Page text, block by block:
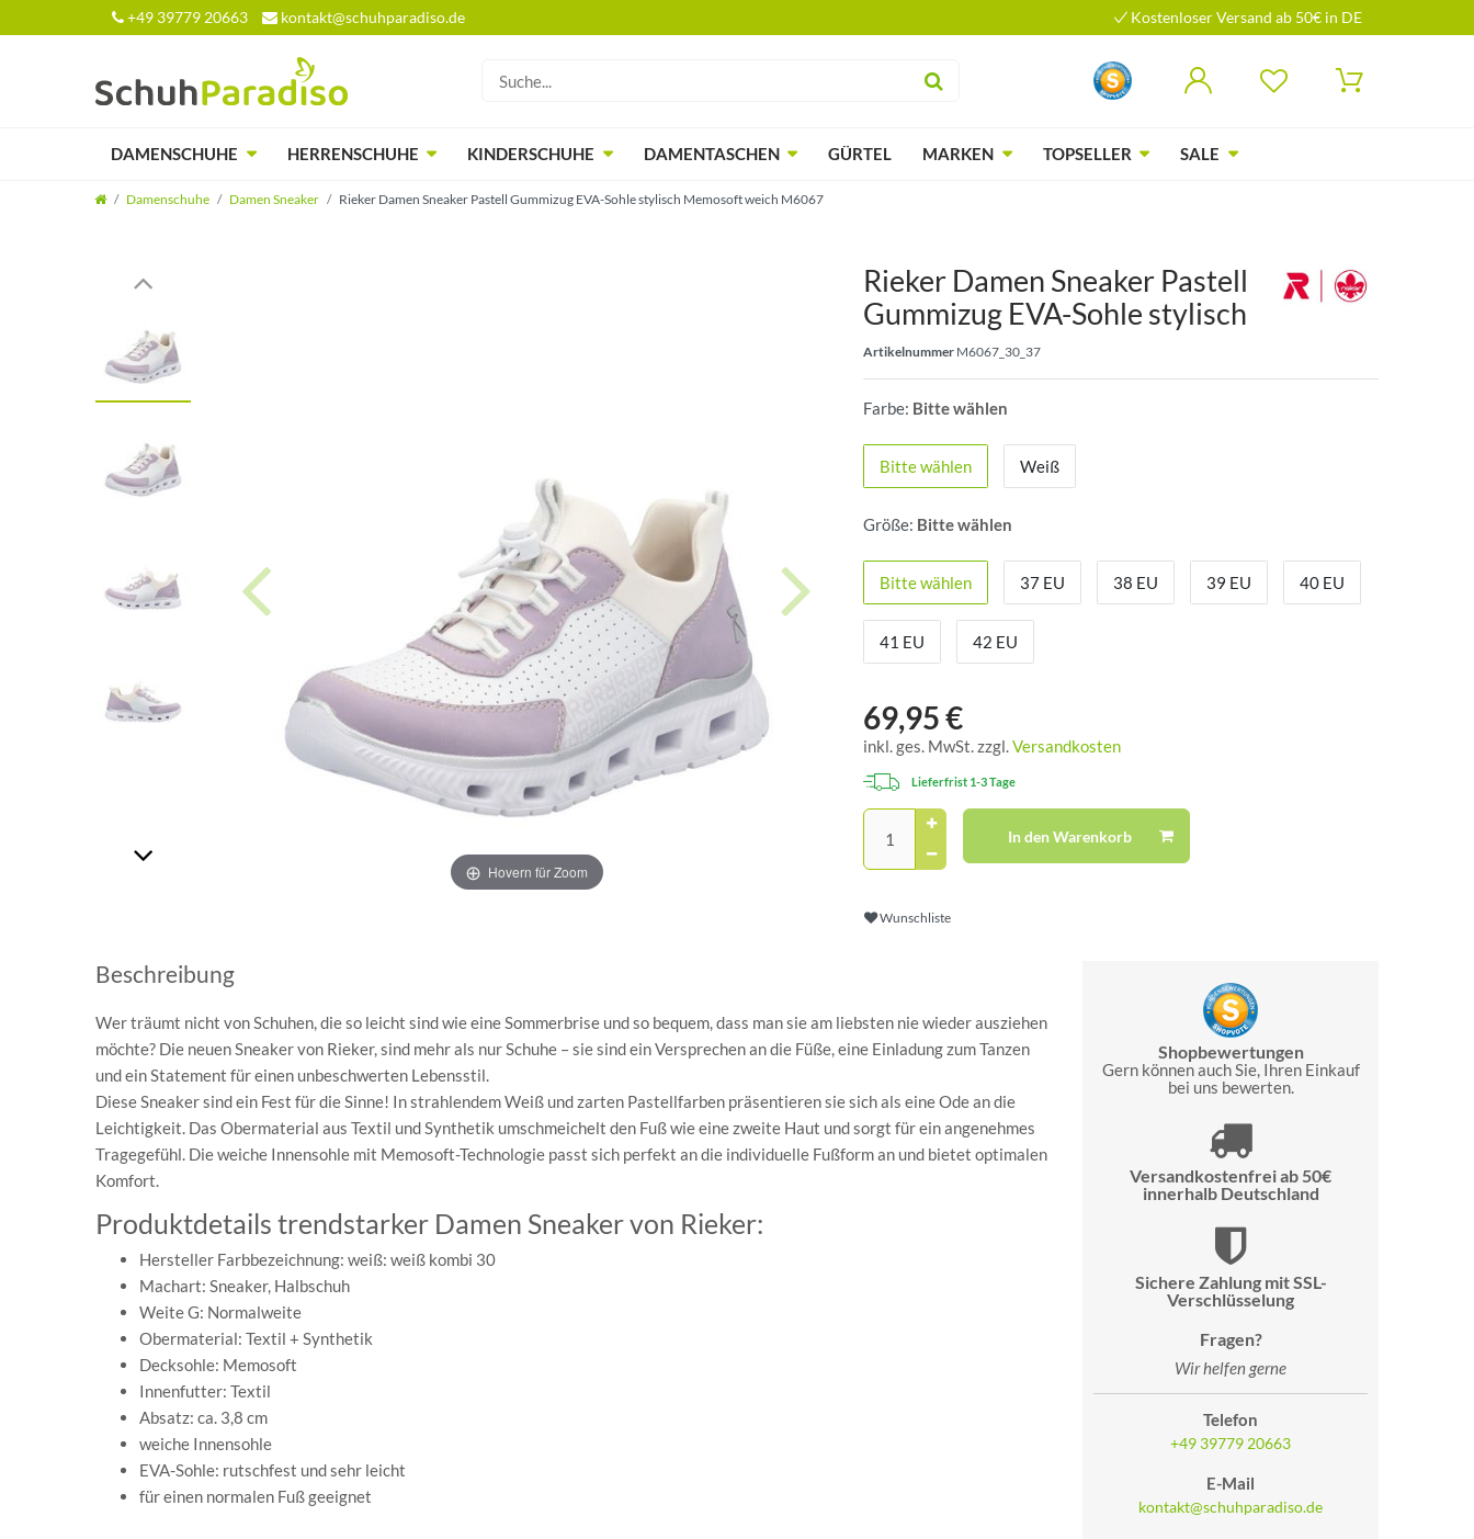
+49 39779 20663 kontakt@schuhparadiso.de Kostenloser Versand ab 50€ in DE
DAMENSCHUHE HERRENSCHUHE KINDERSCHUHE DAMENTASCHEN GÜRTEL MARKEN TOPSELLER SALE
Damenschuhe Damen Sneaker Rieker Damen Sneaker Pastell Gummizug EVA-Sohle stylisch Memosoft weich M6067
Hovern für Zoom
Rieker Damen Sneaker Pastell
Gummizug EVA-Sohle stylisch
Artikelnummer M6067_30_37
Farbe: Bitte wählen
Bitte wählen Weiß
Größe: Bitte wählen
Bitte wählen 37 EU 38 EU 39 EU 40 EU
41 EU 42 EU
69,95 €
inkl. ges. MwSt. zzgl.Versandkosten
Lieferfrist 1-3 Tage
In den Warenkorb
Wunschliste
Beschreibung
Wer träumt nicht von Schuhen, die so leicht sind wie eine Sommerbrise und so bequem, dass man sie am liebsten nie wieder ausziehen
möchte? Die neuen Sneaker von Rieker, sind mehr als nur Schuhe – sie sind ein Versprechen an die Füße, eine Einladung zum Tanzen
und ein Statement für einen unbeschwerten Lebensstil.
Diese Sneaker sind ein Fest für die Sinne! In strahlendem Weiß und zarten Pastellfarben präsentieren sie sich als eine Ode an die
Leichtigkeit. Das Obermaterial aus Textil und Synthetik umschmeichelt den Fuß wie eine zweite Haut und sorgt für ein angenehmes
Tragegefühl. Die weiche Innensohle mit Memosoft-Technologie passt sich perfekt an die individuelle Fußform an und bietet optimalen
Komfort.
Produktdetails trendstarker Damen Sneaker von Rieker:
Hersteller Farbbezeichnung: weiß: weiß kombi 30
Machart: Sneaker, Halbschuh
Weite G: Normalweite
Obermaterial: Textil + Synthetik
Decksohle: Memosoft
Innenfutter: Textil
Absatz: ca. 3,8 cm
weiche Innensohle
EVA-Sohle: rutschfest und sehr leicht
für einen normalen Fuß geeignet
Shopbewertungen
Gern können auch Sie, Ihren Einkauf
bei uns bewerten.
Versandkostenfrei ab 50€
innerhalb Deutschland
Sichere Zahlung mit SSL-
Verschlüsselung
Fragen?
Wir helfen gerne
Telefon
+49 39779 20663
E-Mail
kontakt@schuhparadiso.de